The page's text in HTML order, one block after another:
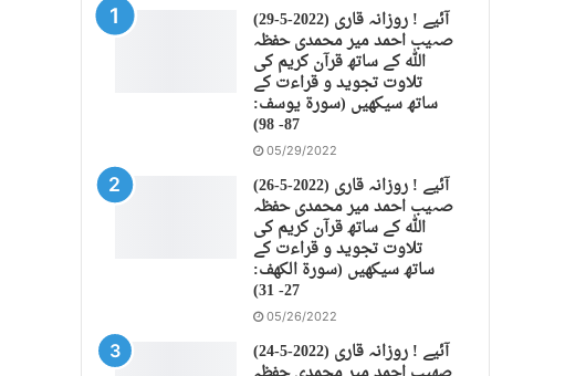
(29-5-2022) آئیے ! روزانہ قاری
صہیب احمد میر محمدی حفظہ
اللہ کے ساتھ قرآن کریم کی
تلاوت تجوید و قراءت کے
ساتھ سیکھیں (سورة يوسف:
87- 98)
05/29/2022
(26-5-2022) آئیے ! روزانہ قاری
صہیب احمد میر محمدی حفظہ
اللہ کے ساتھ قرآن کریم کی
تلاوت تجوید و قراءت کے
ساتھ سیکھیں (سورة الكهف:
27- 31)
05/26/2022
(24-5-2022) آئیے ! روزانہ قاری